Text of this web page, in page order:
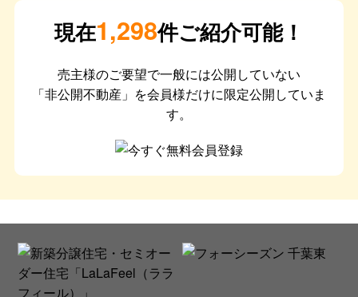
現在1,298件ご紹介可能！
売主様のご要望で一般には公開していない
「非公開不動産」を会員様だけに限定公開していま
す。